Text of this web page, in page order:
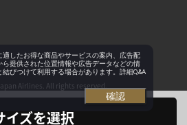
イズを選択
Airlines. All rights reserved.
適したお得な商品やサービスの案内、広告配
提供された位置情報や広告データなどの情
びつけて利用する場合があります。詳細Q&A
確認